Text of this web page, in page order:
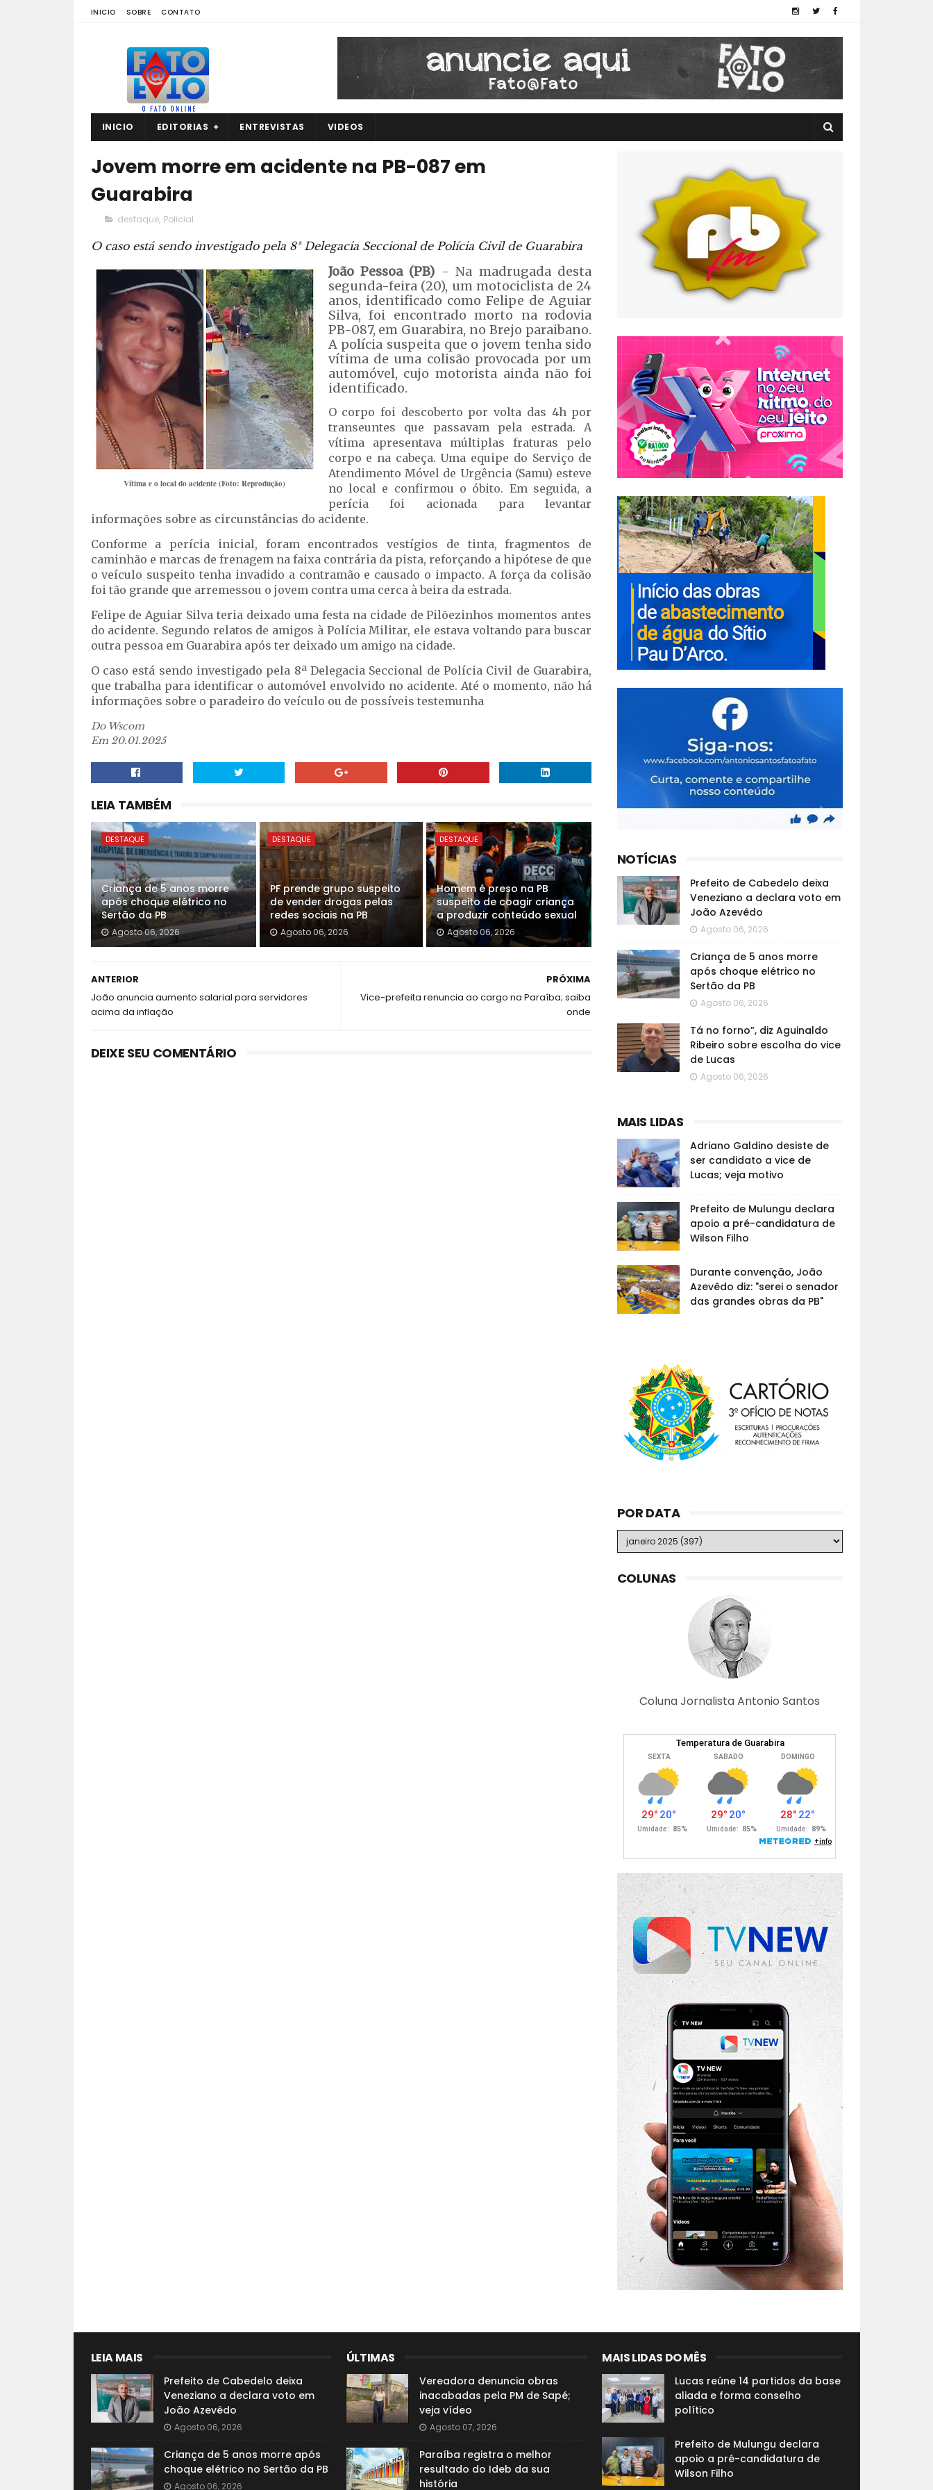
INICIO SOBRE CONTATO
INICIO EDITORIAS ENTREVISTAS VIDEOS
Jovem morre em acidente na PB-087 em
Guarabira
destaque, Policial
O caso está sendo investigado pela 8ª Delegacia Seccional de Polícia Civil de Guarabira
Vítima e o local do acidente (Foto: Reprodução)
João Pessoa (PB) - Na madrugada desta
segunda-feira (20), um motociclista de 24
anos, identificado como Felipe de Aguiar
Silva, foi encontrado morto na rodovia
PB-087, em Guarabira, no Brejo paraibano.
A polícia suspeita que o jovem tenha sido
vítima de uma colisão provocada por um
automóvel, cujo motorista ainda não foi
identificado.
O corpo foi descoberto por volta das 4h por
transeuntes que passavam pela estrada. A
vítima apresentava múltiplas fraturas pelo
corpo e na cabeça. Uma equipe do Serviço de
Atendimento Móvel de Urgência (Samu) esteve
no local e confirmou o óbito. Em seguida, a
perícia foi acionada para levantar
informações sobre as circunstâncias do acidente.
Conforme a perícia inicial, foram encontrados vestígios de tinta, fragmentos de
caminhão e marcas de frenagem na faixa contrária da pista, reforçando a hipótese de que
o veículo suspeito tenha invadido a contramão e causado o impacto. A força da colisão
foi tão grande que arremessou o jovem contra uma cerca à beira da estrada.
Felipe de Aguiar Silva teria deixado uma festa na cidade de Pilõezinhos momentos antes
do acidente. Segundo relatos de amigos à Polícia Militar, ele estava voltando para buscar
outra pessoa em Guarabira após ter deixado um amigo na cidade.
O caso está sendo investigado pela 8ª Delegacia Seccional de Polícia Civil de Guarabira,
que trabalha para identificar o automóvel envolvido no acidente. Até o momento, não há
informações sobre o paradeiro do veículo ou de possíveis testemunha
Do Wscom
Em 20.01.2025
LEIA TAMBÉM
DESTAQUE
Criança de 5 anos morre
após choque elétrico no
Sertão da PB
Agosto 06, 2026
DESTAQUE
PF prende grupo suspeito
de vender drogas pelas
redes sociais na PB
Agosto 06, 2026
DESTAQUE
Homem é preso na PB
suspeito de coagir criança
a produzir conteúdo sexual
Agosto 06, 2026
PRÓXIMA
Vice-prefeita renuncia ao cargo na Paraíba; saiba
onde
ANTERIOR
João anuncia aumento salarial para servidores
acima da inflação
DEIXE SEU COMENTÁRIO
NOTÍCIAS
Prefeito de Cabedelo deixa
Veneziano a declara voto em
João Azevêdo
Agosto 06, 2026
Criança de 5 anos morre
após choque elétrico no
Sertão da PB
Agosto 06, 2026
Tá no forno”, diz Aguinaldo
Ribeiro sobre escolha do vice
de Lucas
Agosto 06, 2026
MAIS LIDAS
Adriano Galdino desiste de
ser candidato a vice de
Lucas; veja motivo
Prefeito de Mulungu declara
apoio a pré-candidatura de
Wilson Filho
Durante convenção, João
Azevêdo diz: "serei o senador
das grandes obras da PB"
POR DATA
COLUNAS
Coluna Jornalista Antonio Santos
LEIA MAIS
Prefeito de Cabedelo deixa
Veneziano a declara voto em
João Azevêdo
Agosto 06, 2026
Criança de 5 anos morre após
choque elétrico no Sertão da PB
Agosto 06, 2026
ÚLTIMAS
Vereadora denuncia obras
inacabadas pela PM de Sapé;
veja vídeo
Agosto 07, 2026
Paraíba registra o melhor
resultado do Ideb da sua
história
MAIS LIDAS DO MÊS
Lucas reúne 14 partidos da base
aliada e forma conselho
político
Prefeito de Mulungu declara
apoio a pré-candidatura de
Wilson Filho